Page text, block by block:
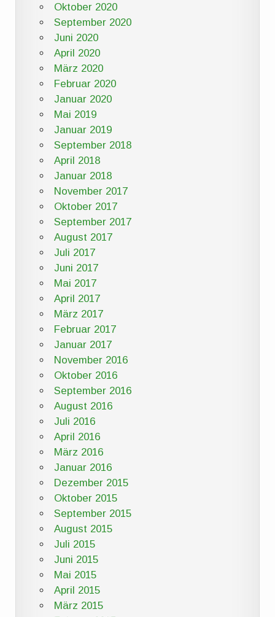
Oktober 2020
September 2020
Juni 2020
April 2020
März 2020
Februar 2020
Januar 2020
Mai 2019
Januar 2019
September 2018
April 2018
Januar 2018
November 2017
Oktober 2017
September 2017
August 2017
Juli 2017
Juni 2017
Mai 2017
April 2017
März 2017
Februar 2017
Januar 2017
November 2016
Oktober 2016
September 2016
August 2016
Juli 2016
April 2016
März 2016
Januar 2016
Dezember 2015
Oktober 2015
September 2015
August 2015
Juli 2015
Juni 2015
Mai 2015
April 2015
März 2015